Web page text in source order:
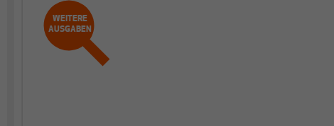
WEITERE
AUSGABEN